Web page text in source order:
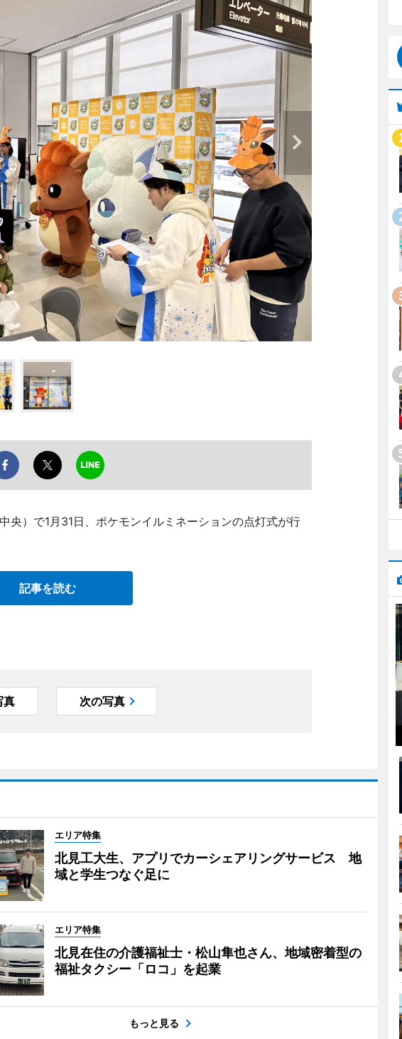
央）で1月31日、ポケモンイルミネーションの点灯式が行
記事を読む
真 次の写真
エリア特集
北見工大生、アプリでカーシェアリングサービス 地
域と学生つなぐ足に
エリア特集
北見在住の介護福祉士・松山隼也さん、地域密着型の
福祉タクシー「ロコ」を起業
もっと見る